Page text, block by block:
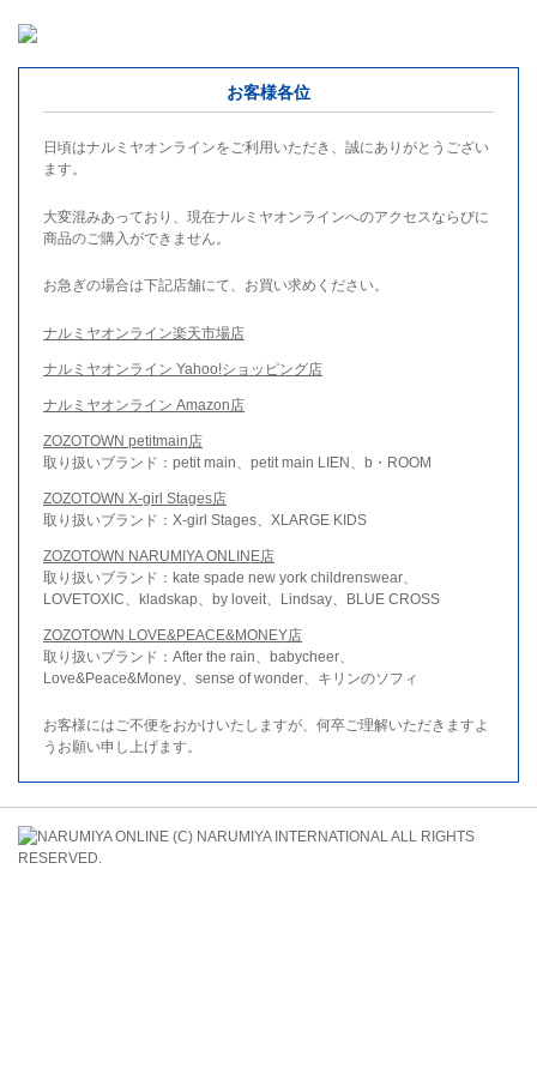
お客様各位
日頃はナルミヤオンラインをご利用いただき、誠にありがとうござい
ます。
大変混みあっており、現在ナルミヤオンラインへのアクセスならびに
商品のご購入ができません。
お急ぎの場合は下記店舗にて、お買い求めください。
ナルミヤオンライン楽天市場店
ナルミヤオンライン Yahoo!ショッピング店
ナルミヤオンライン Amazon店
ZOZOTOWN petitmain店
取り扱いブランド：petit main、petit main LIEN、b・ROOM
ZOZOTOWN X-girl Stages店
取り扱いブランド：X-girl Stages、XLARGE KIDS
ZOZOTOWN NARUMIYA ONLINE店
取り扱いブランド：kate spade new york childrenswear、
LOVETOXIC、kladskap、by loveit、Lindsay、BLUE CROSS
ZOZOTOWN LOVE&PEACE&MONEY店
取り扱いブランド：After the rain、babycheer、
Love&Peace&Money、sense of wonder、キリンのソフィ
お客様にはご不便をおかけいたしますが、何卒ご理解いただきますよ
うお願い申し上げます。